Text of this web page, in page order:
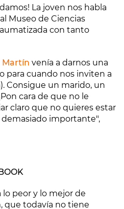
La joven nos habla
Museo de Ciencias
con tanto
Martín venía a darnos una
para cuando nos inviten a
Consigue un marido, un
cara de que no le
claro que no quieres estar
importante",
lo peor y lo mejor de
que todavía no tiene